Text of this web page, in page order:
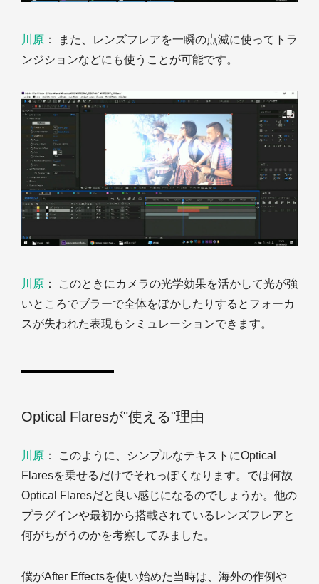
川原 ： また、レンズフレアを一瞬の点滅に使ってトラ
ンジションなどにも使うことが可能です。
川原 ： このときにカメラの光学効果を活かして光が強
いところでブラーで全体をぼかしたりするとフォーカ
スが失われた表現もシミュレーションできます。
Optical Flaresが"使える"理由
川原 ： このように、シンプルなテキストにOptical
Flaresを乗せるだけでそれっぽくなります。では何故
Optical Flaresだと良い感じになるのでしょうか。他の
プラグインや最初から搭載されているレンズフレアと
何がちがうのかを考察してみました。
僕がAfter Effectsを使い始めた当時は、海外の作例や